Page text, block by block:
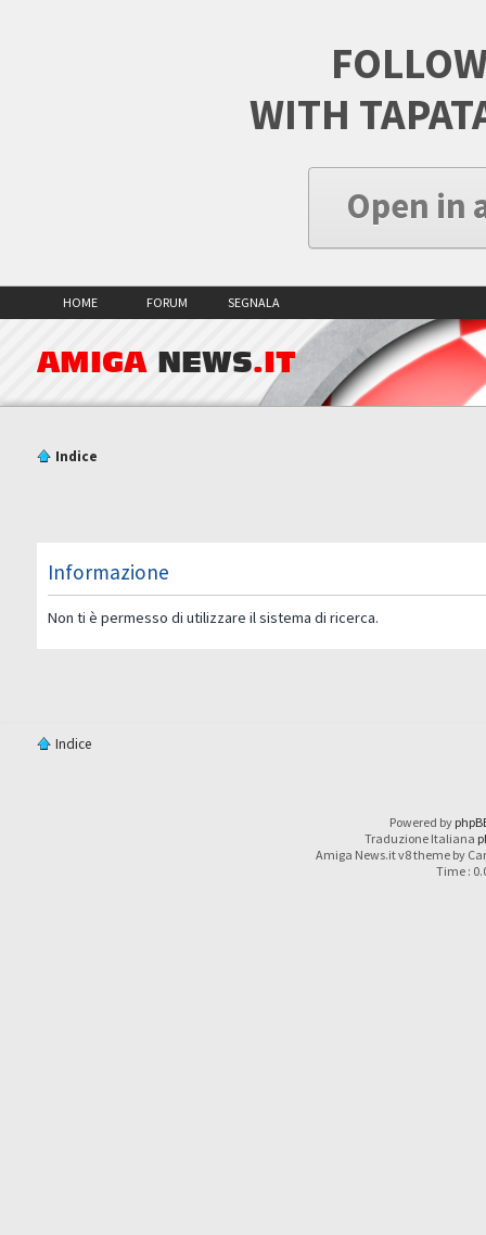
WITH
Open in
HOME FORUM SEGNALA
AMIGA NEWS.IT
Indice
Informazione
Non ti è permesso di utilizzare il sistema di ricerca.
Indice
Powered by
Traduzione Italiana
Amiga News.it v8 theme by
Time :